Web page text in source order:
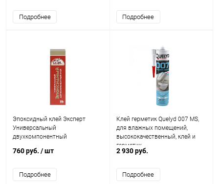
Подробнее Подробнее
Эпоксидный клей Эксперт
Универсальный
двухкомпонентный
760 руб. / шт
Подробнее
Клей герметик Quelyd 007 MS,
для влажных помещений,
высококачественный, клей и
герметик
2 930 руб.
Подробнее